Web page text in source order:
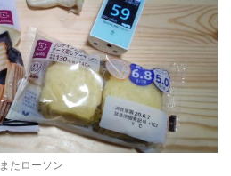
またローソン